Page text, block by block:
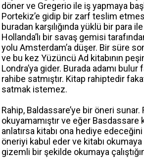
döner ve Gregerio ile iş yapmaya
Portekiz’e gidip bir zarf teslim
buradan karşılığında yüklü bir para
Hollanda’lı bir savaş gemisi
yolu Amsterdam’a düşer. Bir süre
ve bu kez Yüzüncü Ad kitabının
Londra’ya gider. Burada adamı
rahibe satmıştır. Kitap rahiptedir
satmak istemez.
Rahip, Baldassare’ye bir öneri sunar.
okuyamamıştır ve eğer Basdassare
anlatırsa kitabı ona hediye
öneriyi kabul eder ve kitabı okumaya
gizemli bir şekilde okumaya